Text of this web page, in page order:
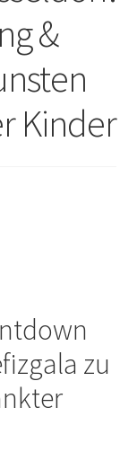
&
Kinder
zu